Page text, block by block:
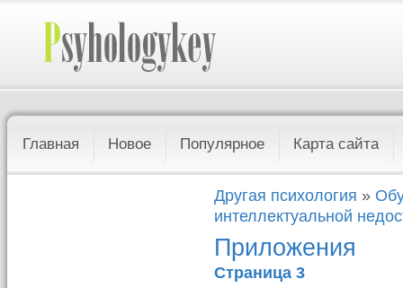
Главная Новое Популярное Карта сайта
Другая психология »
интеллектуальной
Приложения
Страница 3